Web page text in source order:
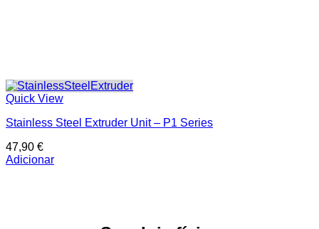
Quick View
Stainless Steel Extruder Unit – P1 Series
47,90 €
Adicionar